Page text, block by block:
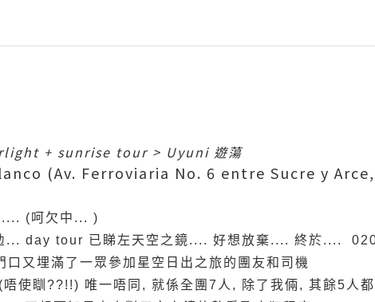
+ sunrise tour > Uyuni 遊蕩
(Av. Ferroviaria No. 6 entre Sucre y
(呵欠中... )
... day tour 已睇左天空之鏡.... 好想放棄.... 終於....
又埋滿了一眾參加星空日出之旅的團友和司機
使瞓??!!) 唯一唔同, 就係全團7人, 除了我倆, 其餘5人都